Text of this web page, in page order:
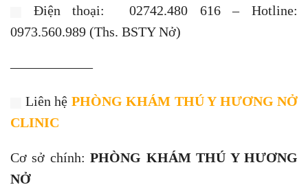
Điện thoại: 02742.480 616 – Hotline:
0973.560.989 (Ths. BSTY Nở)
——————
Liên hệ PHÒNG KHÁM THÚ Y HƯƠNG NỞ
CLINIC
Cơ sở chính:PHÒNG KHÁM THÚ Y HƯƠNG
NỞ